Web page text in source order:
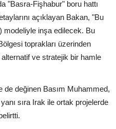
"Basra-Fişhabur" boru hattı
açıklayan Bakan, "Bu
modeliyle inşa edilecek. Bu
toprakları üzerinden
ve stratejik bir hamle
değinen Basım Muhammed,
yanı sıra Irak ile ortak projelerde